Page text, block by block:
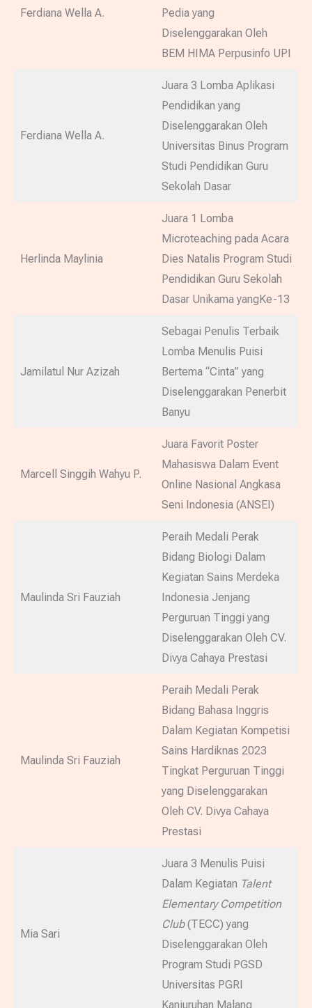
Ferdiana Wella A.
Pedia yang
Diselenggarakan Oleh
BEM HIMA Perpusinfo UPI
Ferdiana Wella A.
Juara 3 Lomba Aplikasi
Pendidikan yang
Diselenggarakan Oleh
Universitas Binus Program
Studi Pendidikan Guru
Sekolah Dasar
Herlinda Maylinia
Juara 1 Lomba
Microteaching pada Acara
Dies Natalis Program Studi
Pendidikan Guru Sekolah
Dasar Unikama yangKe-13
Jamilatul Nur Azizah
Sebagai Penulis Terbaik
Lomba Menulis Puisi
Bertema “Cinta” yang
Diselenggarakan Penerbit
Banyu
Marcell Singgih Wahyu P.
Juara Favorit Poster
Mahasiswa Dalam Event
Online Nasional Angkasa
Seni Indonesia (ANSEI)
Maulinda Sri Fauziah
Peraih Medali Perak
Bidang Biologi Dalam
Kegiatan Sains Merdeka
Indonesia Jenjang
Perguruan Tinggi yang
Diselenggarakan Oleh CV.
Divya Cahaya Prestasi
Maulinda Sri Fauziah
Peraih Medali Perak
Bidang Bahasa Inggris
Dalam Kegiatan Kompetisi
Sains Hardiknas 2023
Tingkat Perguruan Tinggi
yang Diselenggarakan
Oleh CV. Divya Cahaya
Prestasi
Mia Sari
Juara 3 Menulis Puisi
Dalam Kegiatan Talent
Elementary Competition
Club(TECC) yang
Diselenggarakan Oleh
Program Studi PGSD
Universitas PGRI
Kanjuruhan Malang